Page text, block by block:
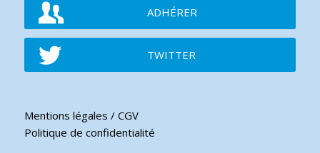
ADHÉRER
TWITTER
Mentions légales / CGV
Politique de confidentialité